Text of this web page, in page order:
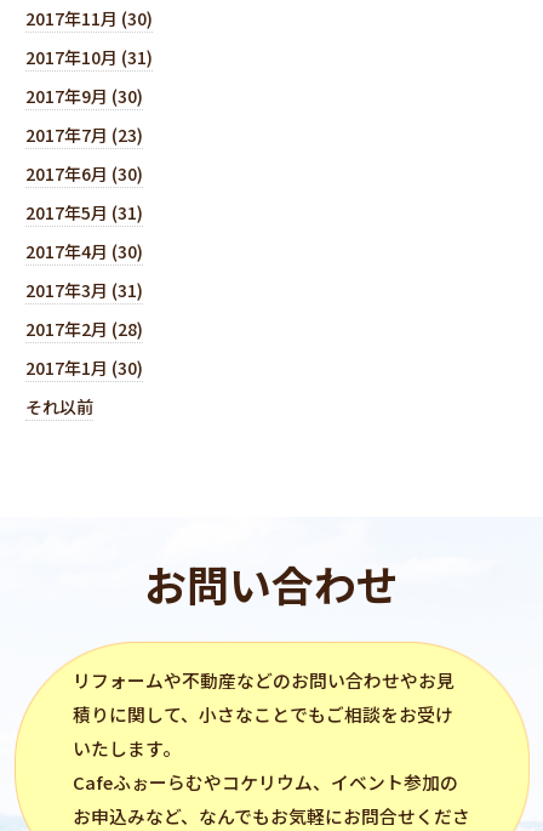
2017年11月 (30)
2017年10月 (31)
2017年9月 (30)
2017年7月 (23)
2017年6月 (30)
2017年5月 (31)
2017年4月 (30)
2017年3月 (31)
2017年2月 (28)
2017年1月 (30)
それ以前
お問い合わせ
リフォームや不動産などのお問い合わせやお見
積りに関して、小さなことでもご相談をお受け
いたします。
Cafeふぉーらむやコケリウム、イベント参加の
お申込みなど、なんでもお気軽にお問合せくださ